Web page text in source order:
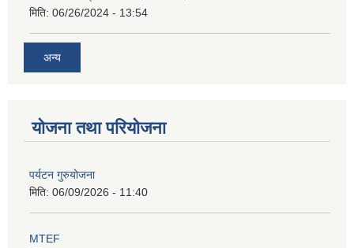
मिति: 06/26/2024 - 13:54
अन्य
योजना तथा परियोजना
पर्यटन गुरुयोजना
मिति: 06/09/2026 - 11:40
MTEF